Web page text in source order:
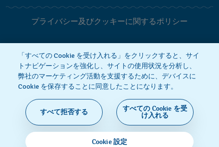
プライバシー及びクッキーに関するポリシー
Cookie notice 利用規約
特定商取引に関する法律に基づく表示
SWISS MADE
© 2026 Flik Flak, Swatch Ltd. の一部門です。無断複
「すべての Cookie を受け入れる」をクリックすると、サイ
トナビゲーションを強化し、サイトの使用状況を分析し、
弊社のマーケティング活動を支援するために、デバイスに
Cookie を保存することに同意したことになります。
Cookie 設定
すべて拒否する
すべての Cookie を受
け入れる